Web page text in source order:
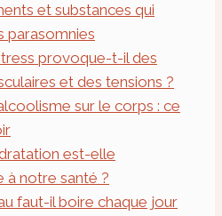
et substances qui
parasomnies
provoque-t-il des
et des tensions ?
sur le corps : ce
est-elle
à notre santé ?
faut-il boire chaque jour